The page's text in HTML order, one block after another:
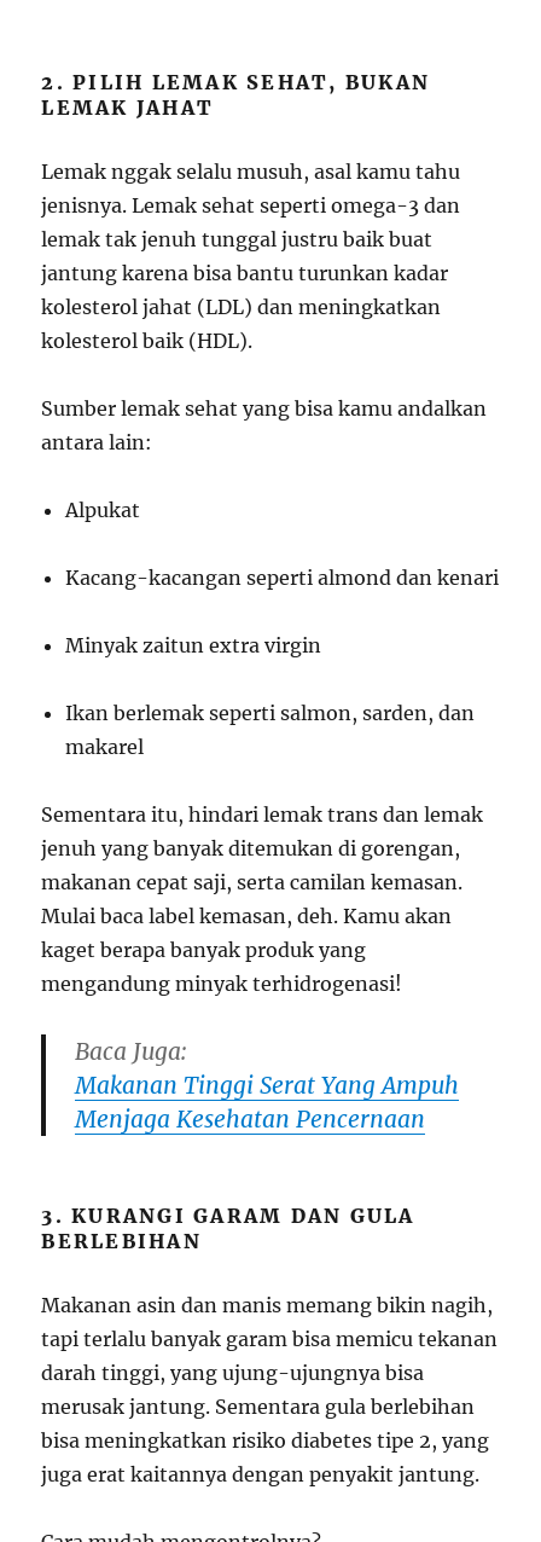
2. PILIH LEMAK SEHAT, BUKAN
LEMAK JAHAT
Lemak nggak selalu musuh, asal kamu tahu
jenisnya. Lemak sehat seperti omega-3 dan
lemak tak jenuh tunggal justru baik buat
jantung karena bisa bantu turunkan kadar
kolesterol jahat (LDL) dan meningkatkan
kolesterol baik (HDL).
Sumber lemak sehat yang bisa kamu andalkan
antara lain:
Alpukat
Kacang-kacangan seperti almond dan kenari
Minyak zaitun extra virgin
Ikan berlemak seperti salmon, sarden, dan
makarel
Sementara itu, hindari lemak trans dan lemak
jenuh yang banyak ditemukan di gorengan,
makanan cepat saji, serta camilan kemasan.
Mulai baca label kemasan, deh. Kamu akan
kaget berapa banyak produk yang
mengandung minyak terhidrogenasi!
Baca Juga:
Makanan Tinggi Serat Yang Ampuh
Menjaga Kesehatan Pencernaan
3. KURANGI GARAM DAN GULA
BERLEBIHAN
Makanan asin dan manis memang bikin nagih,
tapi terlalu banyak garam bisa memicu tekanan
darah tinggi, yang ujung-ujungnya bisa
merusak jantung. Sementara gula berlebihan
bisa meningkatkan risiko diabetes tipe 2, yang
juga erat kaitannya dengan penyakit jantung.